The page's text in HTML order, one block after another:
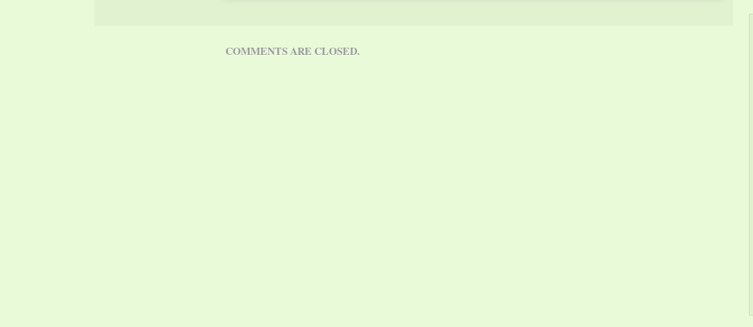
COMMENTS ARE CLOSED.